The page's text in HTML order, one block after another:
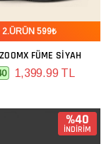
2.ÜRÜN 599₺
FÜME SIYAH
1,399.99 TL
%40
İNDİRİM